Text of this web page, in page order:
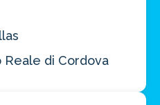
Reale di Cordova